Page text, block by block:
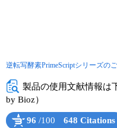
Q&A
逆転写酵素PrimeScriptシリーズの
製品の使用文献情報は
by Bioz）
96 /100 648 Citations